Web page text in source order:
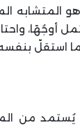
المتشابه
أوجُهًا،
وما استقلّ
من